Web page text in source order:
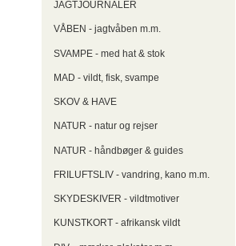
JAGTJOURNALER
VÅBEN - jagtvåben m.m.
SVAMPE - med hat & stok
MAD - vildt, fisk, svampe
SKOV & HAVE
NATUR - natur og rejser
NATUR - håndbøger & guides
FRILUFTSLIV - vandring, kano m.m.
SKYDESKIVER - vildtmotiver
KUNSTKORT - afrikansk vildt